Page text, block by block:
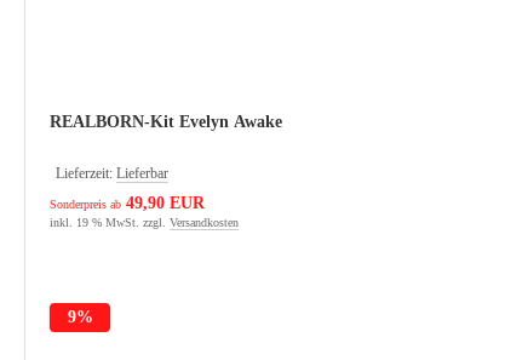
REALBORN-Kit Evelyn Awake
Lieferzeit: Lieferbar
Sonderpreis ab 49,90 EUR
inkl. 19 % MwSt. zzgl. Versandkosten
9%